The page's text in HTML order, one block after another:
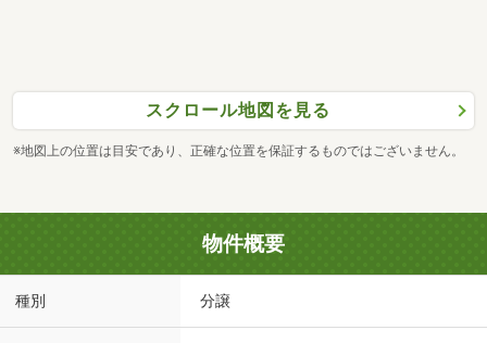
スクロール地図を見る
※地図上の位置は目安であり、正確な位置を保証するものではございません。
物件概要
種別 分譲